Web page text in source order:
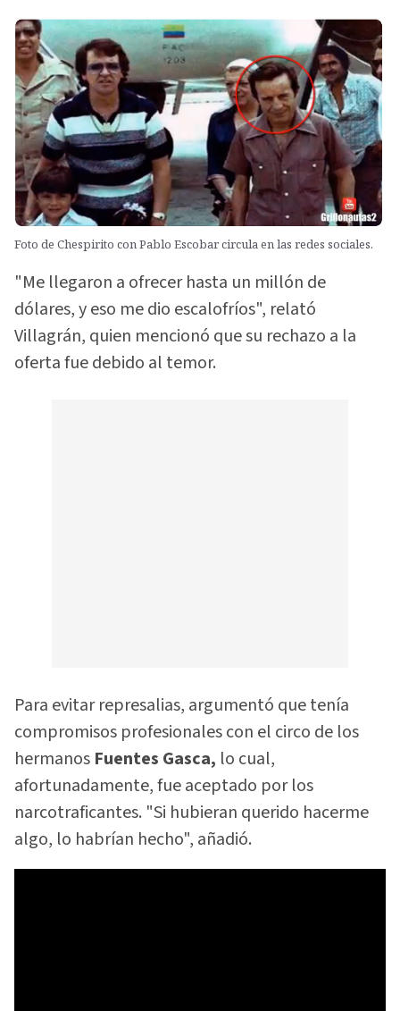
Foto de Chespirito con Pablo Escobar circula en las redes sociales.
"Me llegaron a ofrecer hasta un millón de
dólares, y eso me dio escalofríos", relató
Villagrán, quien mencionó que su rechazo a la
oferta fue debido al temor.
Para evitar represalias, argumentó que tenía
compromisos profesionales con el circo de los
hermanos Fuentes Gasca, lo cual,
afortunadamente, fue aceptado por los
narcotraficantes. "Si hubieran querido hacerme
algo, lo habrían hecho", añadió.